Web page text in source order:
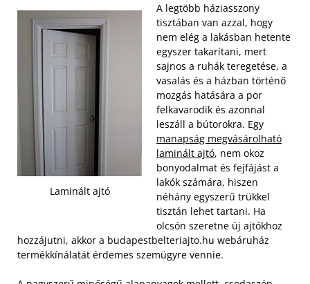
Laminált ajtó
A legtöbb háziasszony
tisztában van azzal, hogy
nem elég a lakásban hetente
egyszer takarítani, mert
sajnos a ruhák teregetése, a
vasalás és a házban történő
mozgás hatására a por
felkavarodik és azonnal
leszáll a bútorokra. Egy
manapság megvásárolható
laminált ajtó, nem okoz
bonyodalmat és fejfájást a
lakók számára, hiszen
néhány egyszerű trükkel
tisztán lehet tartani. Ha
olcsón szeretne új ajtókhoz
hozzájutni, akkor a budapestbelteriajto.hu webáruház
termékkínálatát érdemes szemügyre vennie.